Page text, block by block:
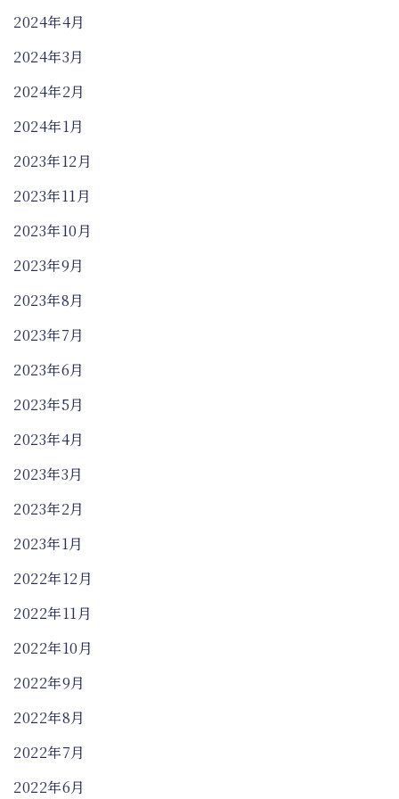
2024年4月
2024年3月
2024年2月
2024年1月
2023年12月
2023年11月
2023年10月
2023年9月
2023年8月
2023年7月
2023年6月
2023年5月
2023年4月
2023年3月
2023年2月
2023年1月
2022年12月
2022年11月
2022年10月
2022年9月
2022年8月
2022年7月
2022年6月